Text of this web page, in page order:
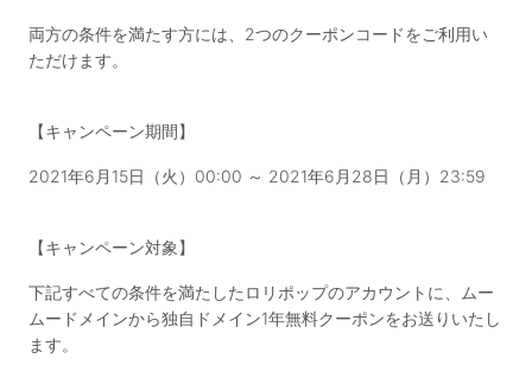
両方の条件を満たす方には、2つのクーポンコードをご利用い
ただけます。
【キャンペーン期間】
2021年6月15日（火）00:00 ～ 2021年6月28日（月）23:59
【キャンペーン対象】
下記すべての条件を満たしたロリポップのアカウントに、ムー
ムードメインから独自ドメイン1年無料クーポンをお送りいたし
ます。